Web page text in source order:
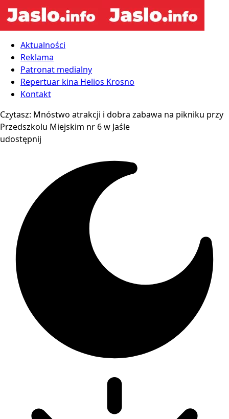
Aktualności
Reklama
Patronat medialny
Repertuar kina Helios Krosno
Kontakt
Czytasz: Mnóstwo atrakcji i dobra zabawa na pikniku przy
Przedszkolu Miejskim nr 6 w Jaśle
udostępnij